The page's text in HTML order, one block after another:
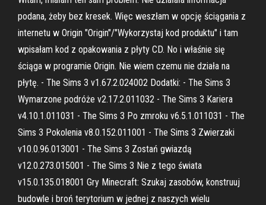
podana, żeby bez kresek. Więc weszłam w opcję ściągania z
internetu w Origin "Origin"/"Wykorzystaj kod produktu" i tam
wpisałam kod z opakowania z płyty CD. No i właśnie się
ściąga w programie Origin. Nie wiem czemu nie działa na
płytę. - The Sims 3 v1.67.2.024002 Dodatki: - The Sims 3
Wymarzone podróże v2.17.2.011032 - The Sims 3 Kariera
v4.10.1.011031 - The Sims 3 Po zmroku v6.5.1.011031 - The
Sims 3 Pokolenia v8.0.152.011001 - The Sims 3 Zwierzaki
v10.0.96.013001 - The Sims 3 Zostań gwiazdą
v12.0.273.015001 - The Sims 3 Nie z tego świata
v15.0.135.018001 Gry Minecraft: Szukaj zasobów, konstruuj
budowle i broń terytorium w jednej z naszych wielu